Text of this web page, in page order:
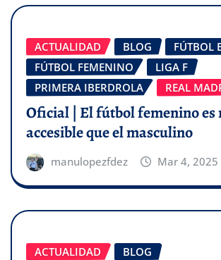
ACTUALIDAD BLOG
FÚTBOL
FÚTBOL FEMENINO
LIGA F
PRIMERA IBERDROLA
REAL
Oficial | El fútbol femenino es
accesible que el masculino
manulopezfdez Mar 4, 2025
ACTUALIDAD BLOG